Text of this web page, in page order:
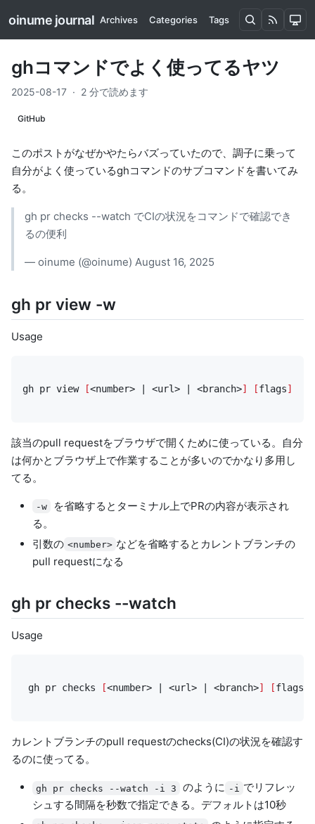
oinume journal Archives Categories Tags
ghコマンドでよく使ってるヤツ
2025-08-17 · 2 分で読めます
GitHub
このポストがなぜかやたらバズっていたので、調子に乗って
自分がよく使っているghコマンドのサブコマンドを書いてみ
る。
gh pr checks --watch でCIの状況をコマンドで確認でき
るの便利
— oinume (@oinume) August 16, 2025
gh pr view -w
Usage
gh pr view [<number> <url> <branch>] [flags]
該当のpull requestをブラウザで開くために使っている。自分
は何かとブラウザ上で作業することが多いのでかなり多用し
てる。
-w
を省略するとターミナル上でPRの内容が表示され
る。
引数の <number> などを省略するとカレントブランチの
pull requestになる
gh pr checks --watch
Usage
gh pr checks [<number> <url> <branch>] [flags
カレントブランチのpull requestのchecks(CI)の状況を確認す
るのに使ってる。
gh pr checks --watch -i 3 のように -i でリフレッ
シュする間隔を秒数で指定できる。デフォルトは10秒